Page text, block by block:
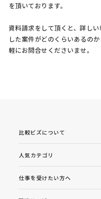
を頂いております。
資料請求をして頂くと、詳し
した案件がどのくらいあるの
軽にお問合せくださいませ。
比較ビズについて
人気カテゴリ
仕事を受けたい方へ